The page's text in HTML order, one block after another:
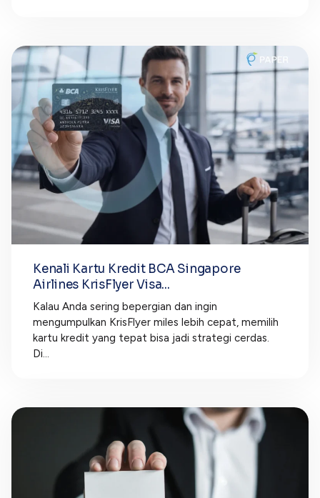
Kenali Kartu Kredit BCA Singapore
Airlines KrisFlyer Visa...
Kalau Anda sering bepergian dan ingin
mengumpulkan KrisFlyer miles lebih cepat, memilih
kartu kredit yang tepat bisa jadi strategi cerdas.
Di...